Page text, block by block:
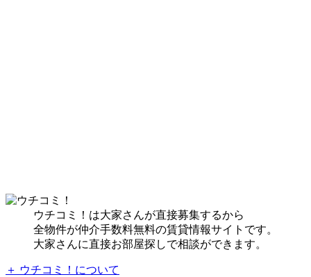
ウチコミ！は大家さんが直接募集するから
全物件が仲介手数料無料の賃貸情報サイトです。
大家さんに直接お部屋探しで相談ができます。
＋ ウチコミ！について